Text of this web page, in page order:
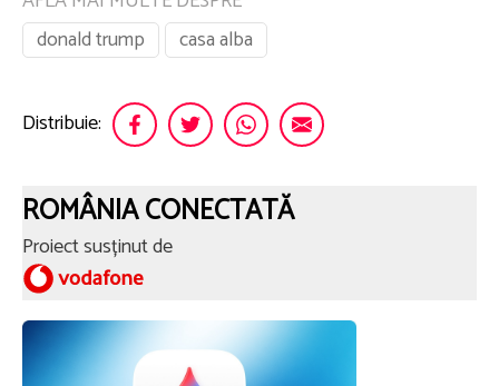
donald trump
casa alba
Distribuie:
ROMÂNIA CONECTATĂ
Proiect susținut de